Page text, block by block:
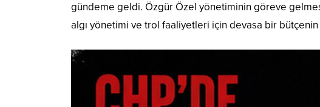
gündeme geldi. Özgür Özel yönetiminin göreve
algı yönetimi ve trol faaliyetleri için devasa bir bütçenin